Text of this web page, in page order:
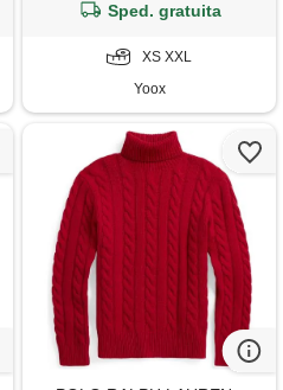
Sped. gratuita
XS XXL
Yoox